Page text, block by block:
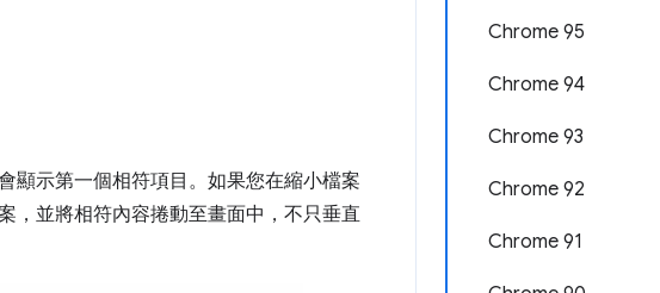
Chrome 95
Chrome 94
Chrome 93
Chrome 92
Chrome 91
顯示第一個相符項目。如果您在縮小檔案
，並將相符內容捲動至畫面中，不只垂直